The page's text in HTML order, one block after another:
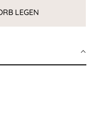
LEGEN